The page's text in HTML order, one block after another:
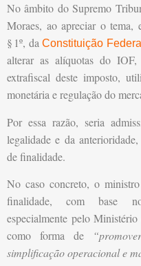
No âmbito do Supremo
Moraes, ao apreciar o tema,
§ 1º, daConstituição Federal
alterar as alíquotas do
extrafiscal deste imposto,
monetária e regulação do
Por essa razão, seria
legalidade e da
de finalidade.
No caso concreto, o
finalidade, com base
especialmente pelo
como forma de
simplificação operacional e